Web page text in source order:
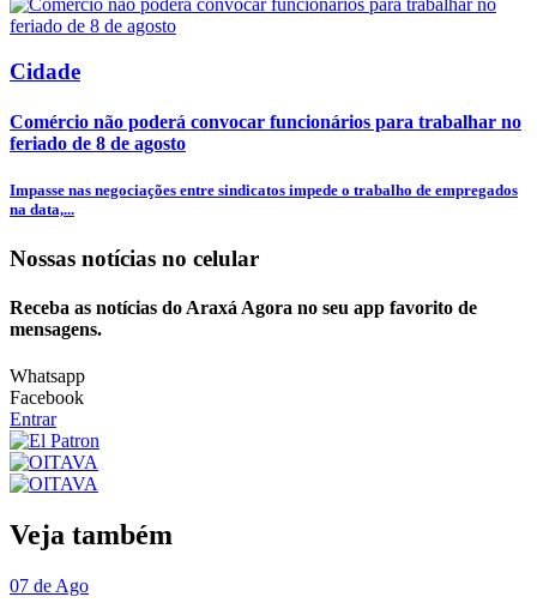
Cidade
Comércio não poderá convocar funcionários para trabalhar no
feriado de 8 de agosto
Impasse nas negociações entre sindicatos impede o trabalho de empregados
na data,...
Nossas notícias no celular
Receba as notícias do Araxá Agora no seu app favorito de
mensagens.
Whatsapp
Facebook
Entrar
Veja também
07 de Ago